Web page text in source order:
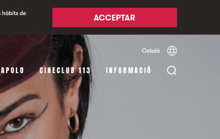
hàbits de
ACCEPTAR
Català Español
CINECLUB 113 INFORMACIÓ